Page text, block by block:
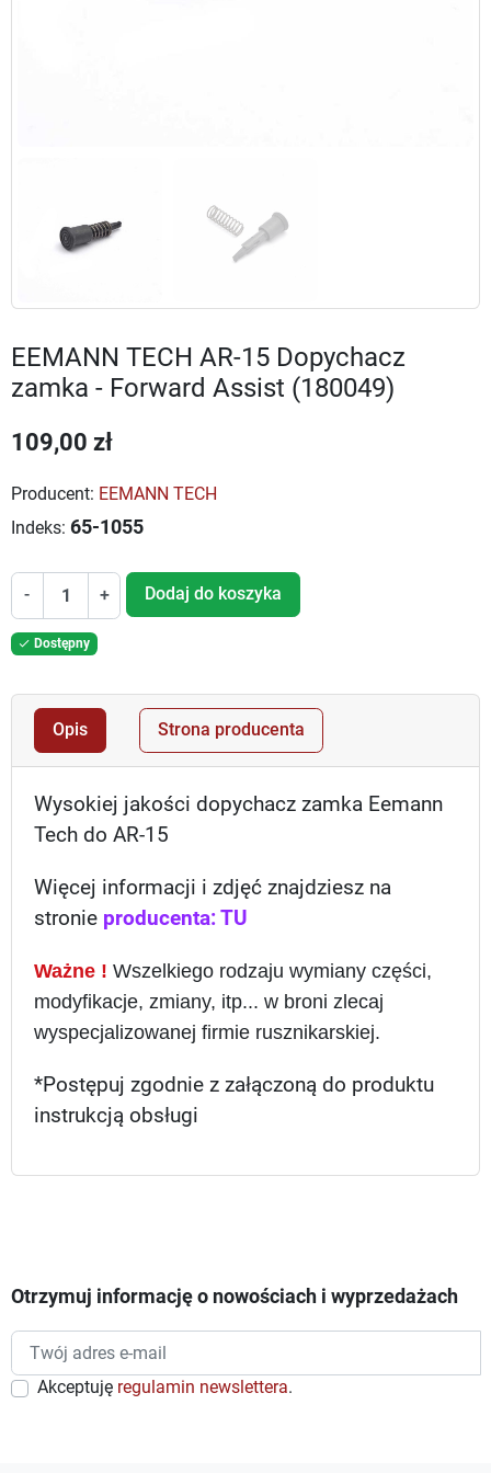
EEMANN TECH AR-15 Dopychacz
zamka - Forward Assist (180049)
109,00 zł
Producent: EEMANN TECH
Indeks: 65-1055
- + Dodaj do koszyka
 Dostępny
Opis Strona producenta
Wysokiej jakości dopychacz zamka Eemann
Tech do AR-15
Więcej informacji i zdjęć znajdziesz na
stronie producenta: TU
Ważne ! Wszelkiego rodzaju wymiany części,
modyfikacje, zmiany, itp... w broni zlecaj
wyspecjalizowanej firmie rusznikarskiej.
*Postępuj zgodnie z załączoną do produktu
instrukcją obsługi
Otrzymuj informację o nowościach i wyprzedażach
Akceptuję regulamin newslettera.